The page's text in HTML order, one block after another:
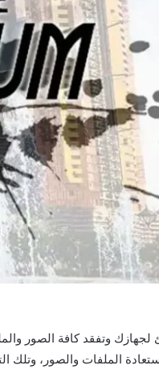
وتفقد كافة الصور
الملفات والصور، وتلك